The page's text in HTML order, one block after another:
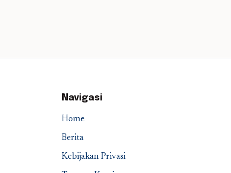
Navigasi
Home
Berita
Kebijakan Privasi